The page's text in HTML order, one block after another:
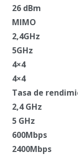
26 dBm
MIMO
2,4GHz
5GHz
4×4
4×4
Tasa de
2,4 GHz
5 GHz
600Mbps
2400Mbps